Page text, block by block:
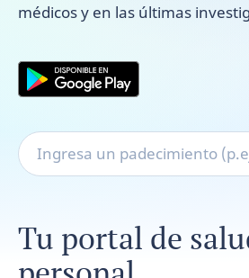
médicos y en las últimas
Tu portal de